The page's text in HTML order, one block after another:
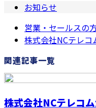
お知らせ
営業・セールスの
株式会社NCテレコ
関連記事一覧
株式会社NCテレコ